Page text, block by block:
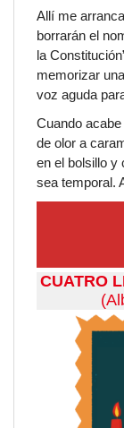
Allí me
borrarán el
la
memorizar
voz aguda
Cuando
de olor a
en el bolsillo y
sea temporal.
CUATRO